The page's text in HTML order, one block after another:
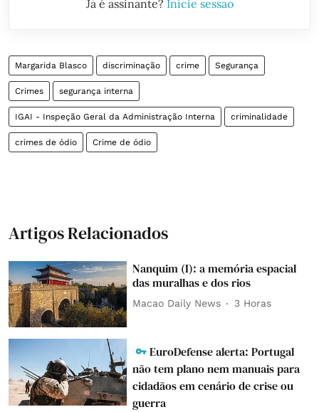
Já é assinante? Inicie sessão
Margarida Blasco discriminação crime Segurança
Crimes segurança interna
IGAI - Inspeção Geral da Administração Interna criminalidade
crimes de ódio Crime de ódio
Artigos Relacionados
Nanquim (I): a memória espacial
das muralhas e dos rios
Macao Daily News 3 Horas
EuroDefense alerta: Portugal
não tem plano nem manuais para
cidadãos em cenário de crise ou
guerra